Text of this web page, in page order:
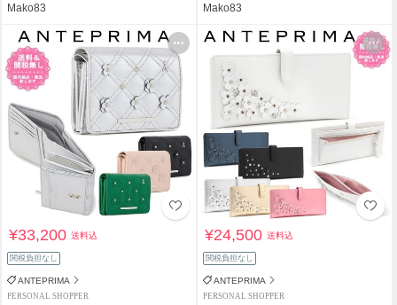
Mako83 Mako83
¥33,200送料込
関税負担なし
ANTEPRIMA
PERSONAL SHOPPER
¥24,500送料込
関税負担なし
ANTEPRIMA
PERSONAL SHOPPER